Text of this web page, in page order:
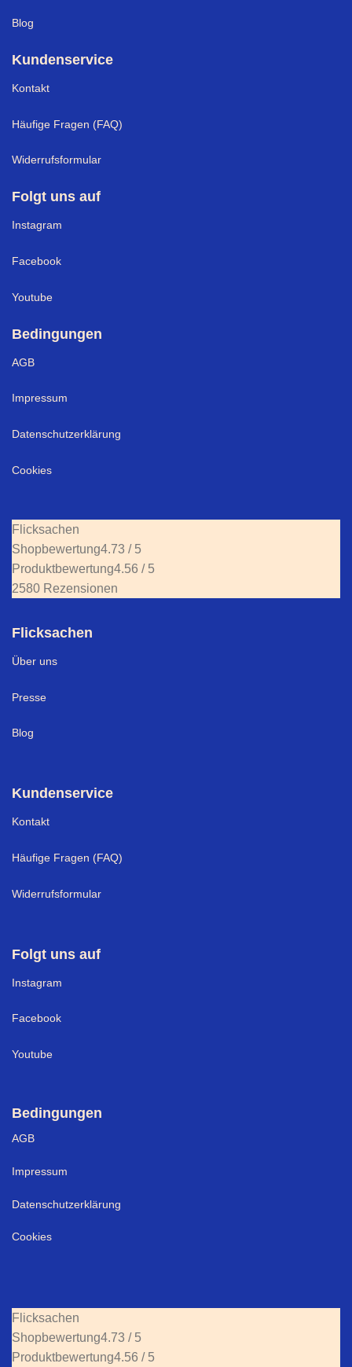
Blog
Kundenservice
Kontakt
Häufige Fragen (FAQ)
Widerrufsformular
Folgt uns auf
Instagram
Facebook
Youtube
Bedingungen
AGB
Impressum
Datenschutzerklärung
Cookies
Flicksachen
Shopbewertung4.73 / 5
Produktbewertung4.56 / 5
2580 Rezensionen
Flicksachen
Über uns
Presse
Blog
Kundenservice
Kontakt
Häufige Fragen (FAQ)
Widerrufsformular
Folgt uns auf
Instagram
Facebook
Youtube
Bedingungen
AGB
Impressum
Datenschutzerklärung
Cookies
Flicksachen
Shopbewertung4.73 / 5
Produktbewertung4.56 / 5